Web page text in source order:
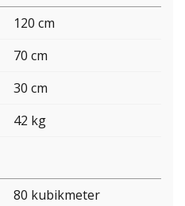
120 cm
70 cm
30 cm
42 kg
80 kubikmeter